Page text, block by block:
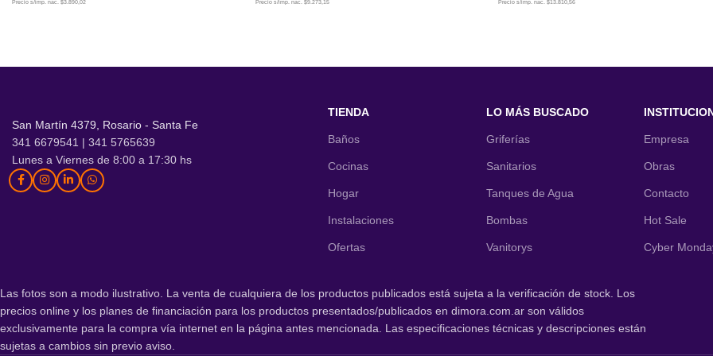
Precio s/imp. nac. $3.890,02 Precio s/imp. nac. $9.273,15 Precio s/imp. nac. $13.810,56
San Martín 4379, Rosario - Santa Fe
341 6679541 | 341 5765639
Lunes a Viernes de 8:00 a 17:30 hs
TIENDA
Baños
Cocinas
Hogar
Instalaciones
Ofertas
LO MÁS BUSCADO
Griferías
Sanitarios
Tanques de Agua
Bombas
Vanitorys
Empresa
Obras
Contacto
Hot Sale
Cyber
Las fotos son a modo ilustrativo. La venta de cualquiera de los productos publicados está sujeta a la verificación de stock. Los
precios online y los planes de financiación para los productos presentados/publicados en dimora.com.ar son válidos
exclusivamente para la compra vía internet en la página antes mencionada. Las especificaciones técnicas y descripciones están
sujetas a cambios sin previo aviso.